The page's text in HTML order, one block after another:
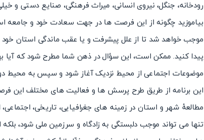
رودخانه، جنگل، نیروی انسانی، میراث فرهنگی، صنایع دستی و
بیاموزید چگونه از این فرصت ها در جهت سعادت خود و جامعه
موجب خواهد شد تا از علل پیشرفت و یا عقب ماندگی استان خود
پیدا کنید. ممکن است، این سؤال در ذهن شما مطرح شود که آیا
موضوعات اجتماعی از محیط نزدیک آغاز شود و سپس به محیط
این برنامه از طریق طرح پرسش ها و فعالیت های مختلف این
مطالعهٔ شهر و استان در زمینه های جغرافیایی، تاریخی،
تنها می تواند موجب دلبستگی به زادگاه و سرزمین ملی شود،